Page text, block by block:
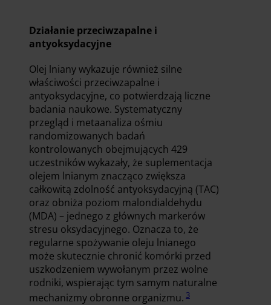
Działanie przeciwzapalne i
antyoksydacyjne
Olej lniany wykazuje również silne
właściwości przeciwzapalne i
antyoksydacyjne, co potwierdzają liczne
badania naukowe. Systematyczny
przegląd i metaanaliza ośmiu
randomizowanych badań
kontrolowanych obejmujących 429
uczestników wykazały, że suplementacja
olejem lnianym znacząco zwiększa
całkowitą zdolność antyoksydacyjną (TAC)
oraz obniża poziom malondialdehydu
(MDA) – jednego z głównych markerów
stresu oksydacyjnego. Oznacza to, że
regularne spożywanie oleju lnianego
może skutecznie chronić komórki przed
uszkodzeniem wywołanym przez wolne
rodniki, wspierając tym samym naturalne
mechanizmy obronne organizmu. 3